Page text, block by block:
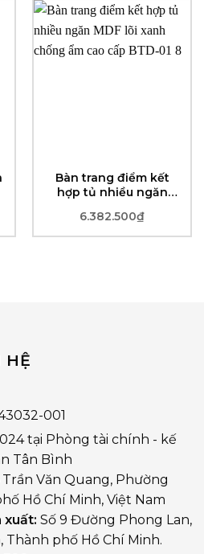
Bàn trang điểm kết
hợp tủ nhiều ngăn
ẩm cao cấp BTD-01
6.382.500₫
HỆ
001
tại Phòng tài chính - kế
Tân Bình
Trần Văn Quang, Phường
Hồ Chí Minh, Việt Nam
xuất: Số 9 Đường Phong Lan,
Thành phố Hồ Chí Minh.